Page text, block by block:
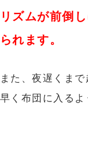
リズムが前倒
られます。
また、夜遅くま
早く布団に入るよ